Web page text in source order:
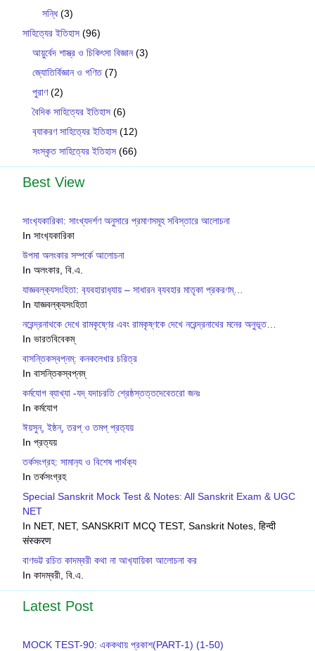
সন্ধি(3)
সাহিত্যের ইতিহাস (96)
আয়ুর্বেদ শাস্ত্র ও চিকিৎসা বিজ্ঞান(3)
জ্যোতির্বিজ্ঞান ও গণিত(7)
পুরাণ(2)
বৈদিক সাহিত্যের ইতিহাস (6)
ব‍্যাকরণ সাহিত‍্যের ইতিহাস (12)
সংস্কৃত সাহিত্যের ইতিহাস (66)
Best View
সাংখ‍্যকারিকা: সাংখ্যদর্শণ অনুসারে প্রমাণসমূহ সবিস্তারে আলোচনা
In সাংখ‍্যকারিকা
উপমা অলংকার সম্পর্কে আলোচনা
In অলংকার, বি.এ.
যাজ্ঞবল্ক‍্যসংহিতা: ব‍্যবহারাধ‍্যায় – সাধারন ব‍্যবহার মাতৃকা প্রকরণম্…
In যাজ্ঞবল্ক‍্যসংহিতা
নরেন্দ্রনাথকে দেখে রামকৃষ্ণের এবং রামকৃষ্ণকে দেখে নরেন্দ্রনাথের মনের অনুভূত…
In ভারতবিবেকম্
বাসন্তিকস্বপ্নম্: কনকলেখার চরিত্র
In বাসন্তিকস্বপ্নম্
কর্মযোগ ব্যাখ্যা -যদ্ যদাচরতি শ্রেষ্ঠস্তত্তদেবেতরাে জনঃ
In কর্মযোগ
ঈয়সুন্, ইষ্ঠন্, তরপ্ ও তমপ্ প্রত‍্যয়
In প্রত্যয়
তর্কসংগ্রহ: সামান‍্য ও বিশেষ পার্থক‍্য
In তর্কসংগ্রহ
Special Sanskrit Mock Test & Notes: All Sanskrit Exam & UGC
NET
In NET, NET, SANSKRIT MCQ TEST, Sanskrit Notes, हिन्दी
संस्करण
বাণভট্ট রচিত কাদম্বরী কথা না আখ‍্যায়িকা আলোচনা কর
In কাদম্বরী, বি.এ.
Latest Post
MOCK TEST-90: এককথায় প্রকাশ(PART-1) (1-50)